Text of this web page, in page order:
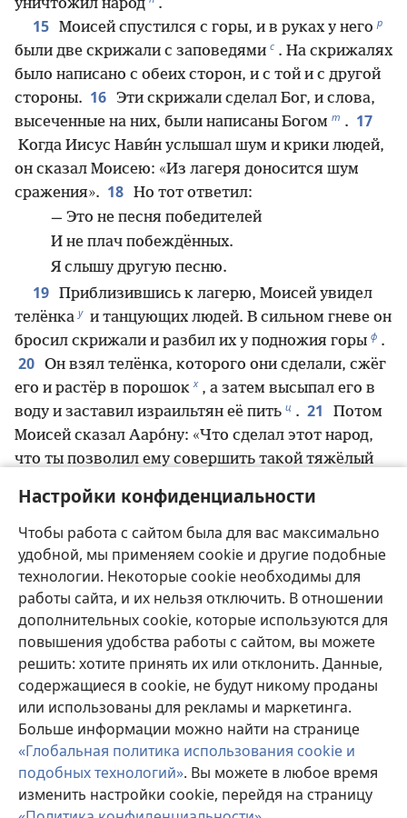
Настройки конфиденциальности
Чтобы работа с сайтом была для вас максимально
удобной, мы применяем cookie и другие подобные
технологии. Некоторые cookie необходимы для
работы сайта, и их нельзя отключить. В отношении
дополнительных cookie, которые используются для
повышения удобства работы с сайтом, вы можете
решить: хотите принять их или отклонить. Данные,
содержащиеся в cookie, не будут никому проданы
или использованы для рекламы и маркетинга.
Больше информации можно найти на странице
«Глобальная политика использования cookie и
подобных технологий». Вы можете в любое время
изменить настройки cookie, перейдя на страницу
уничтожил народ
.
15 Моисей спустился с горы, и в руках у него р
были две скрижали с заповедями с . На скрижалях
было написано с обеих сторон, и с той и с другой
стороны. 16 Эти скрижали сделал Бог, и слова,
высеченные на них, были написаны Богом т . 17
Когда Иисус Нави́н услышал шум и крики людей,
он сказал Моисею: «Из лагеря доносится шум
сражения». 18 Но тот ответил:
— Это не песня победителей
И не плач побеждённых.
Я слышу другую песню.
19 Приблизившись к лагерю, Моисей увидел
телёнка у и танцующих людей. В сильном гневе он
бросил скрижали и разбил их у подножия горы ф .
20 Он взял телёнка, которого они сделали, сжёг
его и растёр в порошок х , а затем высыпал его в
воду и заставил израильтян её пить ц . 21
Потом
Моисей сказал Ааро́ну: «Что сделал этот народ,
что ты позволил ему совершить такой тяжёлый
господин. Ты сам знаешь, что эти люди склонны
делать зло
. 23 Они сказали мне: „Сделай нам
бога, который поведёт нас, потому что мы не
знаем, что случилось с этим Моисеем, с
человеком, который вывел нас из Египта“ ш . 24
Тогда я сказал им: „Пусть те, у кого есть золото,
снимут его и отдадут мне“. Я бросил его в огонь, и
получился этот телёнок».
25 Моисей увидел, что люди стали
необузданными, потому что Ааро́н допустил,
чтобы они стали такими и опозорились перед
врагами.
26 Тогда Моисей стал у входа в лагерь и
сказал: «Кто на стороне Иеговы? Ко мне!»
И вокруг него собрались все левиты.